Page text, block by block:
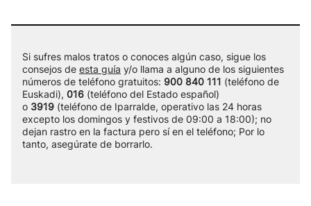
Si sufres malos tratos o conoces algún caso, sigue los
consejos de esta guía y/o llama a alguno de los siguientes
números de teléfono gratuitos: 900 840 111 (teléfono de
Euskadi), 016 (teléfono del Estado español)
o 3919 (teléfono de Iparralde, operativo las 24 horas
excepto los domingos y festivos de 09:00 a 18:00); no
dejan rastro en la factura pero sí en el teléfono; Por lo
tanto, asegúrate de borrarlo.